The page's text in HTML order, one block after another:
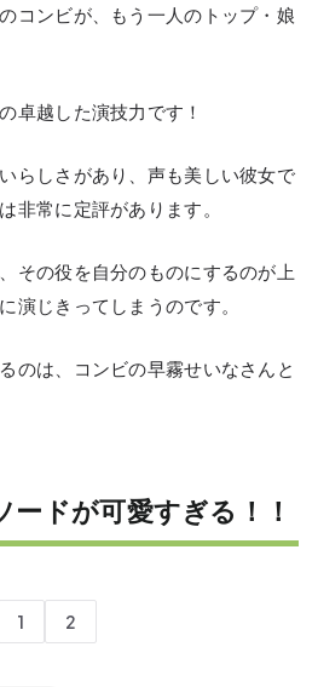
コンビが、もう一人のトップ・娘
卓越した演技力です！
らしさがあり、声も美しい彼女で
非常に定評があります。
その役を自分のものにするのが上
演じきってしまうのです。
のは、コンビの早霧せいなさんと
ードが可愛すぎる！！
1 2